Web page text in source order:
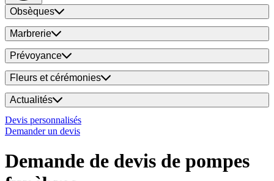
Obsèques
Marbrerie
Prévoyance
Fleurs et cérémonies
Actualités
Devis personnalisés
Demander un devis
Demande de devis de pompes